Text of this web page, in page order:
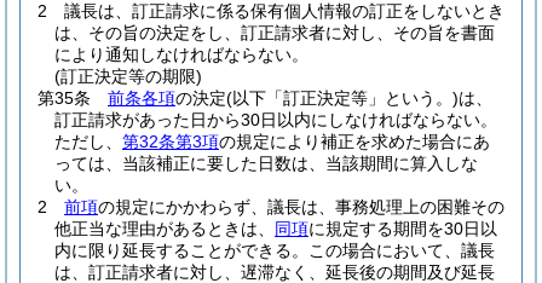
2
議長は、訂正請求に係る保有個人情報の訂正をしないとき
は、その旨の決定をし、訂正請求者に対し、その旨を書面
により通知しなければならない。
(訂正決定等の期限)
第35条
前条各項の決定(以下「訂正決定等」という。)は、
訂正請求があった日から30日以内にしなければならない。
ただし、 第32条第3項の規定により補正を求めた場合にあ
っては、当該補正に要した日数は、当該期間に算入しな
い。
2
前項の規定にかかわらず、議長は、事務処理上の困難その
他正当な理由があるときは、 同項に規定する期間を30日以
内に限り延長することができる。
この場合において、議長
は、訂正請求者に対し、遅滞なく、延長後の期間及び延長